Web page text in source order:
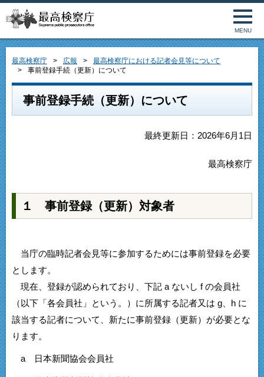
MENU
最高検察庁 広報
最高検察庁における記者会見等について
事前登録手続（更新）について
事前登録手続（更新）について
最終更新日：2026年6月1日
最高検察庁
１ 事前登録（更新）対象者
当庁の臨時記者会見等に参加するためには事前登録を必要
とします。
現在、登録が認められており、下記 a ないし f の会員社
（以下「各会員社」という。）に所属する記者又は g、h に
該当する記者について、新たに事前登録（更新）が必要とな
ります。
a 日本新聞協会会員社